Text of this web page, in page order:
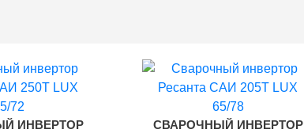
ИНВЕРТОР
СВАРОЧНЫЙ ИНВЕРТОР